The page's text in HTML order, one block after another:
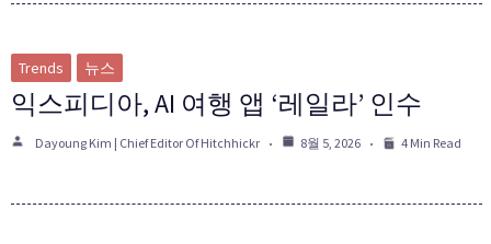
Trends 뉴스
익스피디아, AI 여행 앱 ‘레일라’ 인수
Dayoung Kim | Chief Editor Of Hitchhickr 8월 5, 2026 4 Min Read